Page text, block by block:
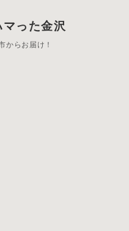
った金沢
からお届け！